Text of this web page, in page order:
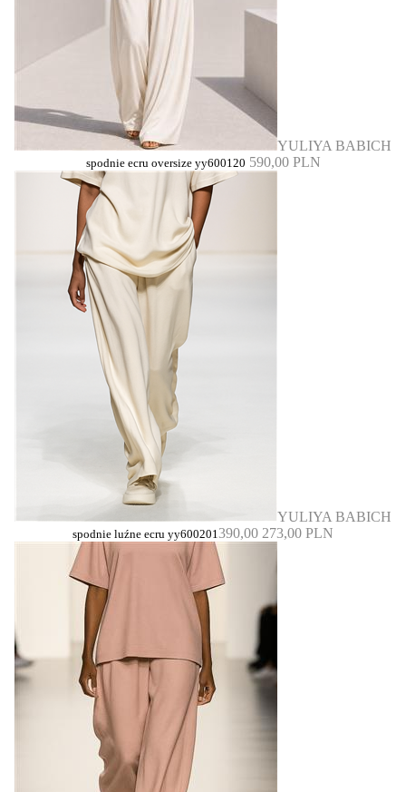
YULIYA BABICH
spodnie ecru oversize yy600120 590,00 PLN
YULIYA BABICH
spodnie luźne ecru yy600201390,00 273,00 PLN